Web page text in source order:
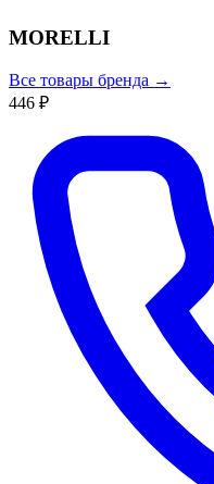
MORELLI
Все товары бренда →
446 ₽